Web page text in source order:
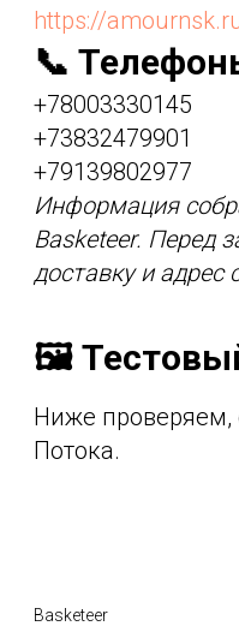
https://
📞
+78003330145
+73832479901
+79139802977
Информация
Basketeer. Перед
доставку и
🖼️
Ниже проверяем,
Потока.
Basketeer